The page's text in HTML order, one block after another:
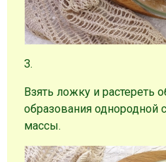
3.
Взять ложку и растереть
образования однородной
массы.